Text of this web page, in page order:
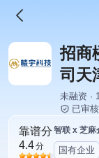
招商
司天
未融资 ·
已审核
靠谱分
4.4分
智联 x 芝麻
国有企业